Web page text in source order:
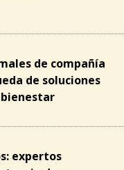
de compañía
de soluciones
bienestar
expertos